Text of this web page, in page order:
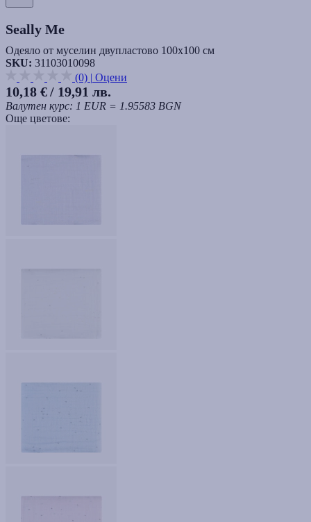
Seally Me
Oдеяло от муселин двупластово 100х100 см
SKU: 31103010098
(0) | Оцени
10,18 €/ 19,91 лв.
Валутен курс: 1 EUR = 1.95583 BGN
Още цветове: